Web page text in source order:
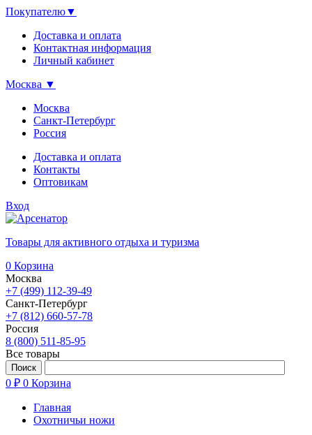
Покупателю▼
Доставка и оплата
Контактная информация
Личный кабинет
Москва ▼
Москва
Санкт-Петербург
Россия
Доставка и оплата
Контакты
Оптовикам
Вход
Товары для активного отдыха и туризма
0 Корзина
Москва
+7 (499) 112-39-49
Санкт-Петербург
+7 (812) 660-57-78
Россия
8 (800) 511-85-95
Все товары
0 ₽ 0 Корзина
Главная
Охотничьи ножи